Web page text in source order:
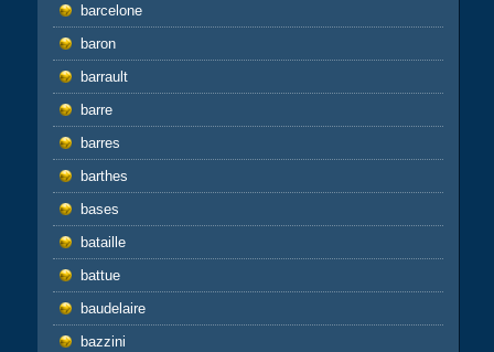
barcelone
baron
barrault
barre
barres
barthes
bases
bataille
battue
baudelaire
bazzini